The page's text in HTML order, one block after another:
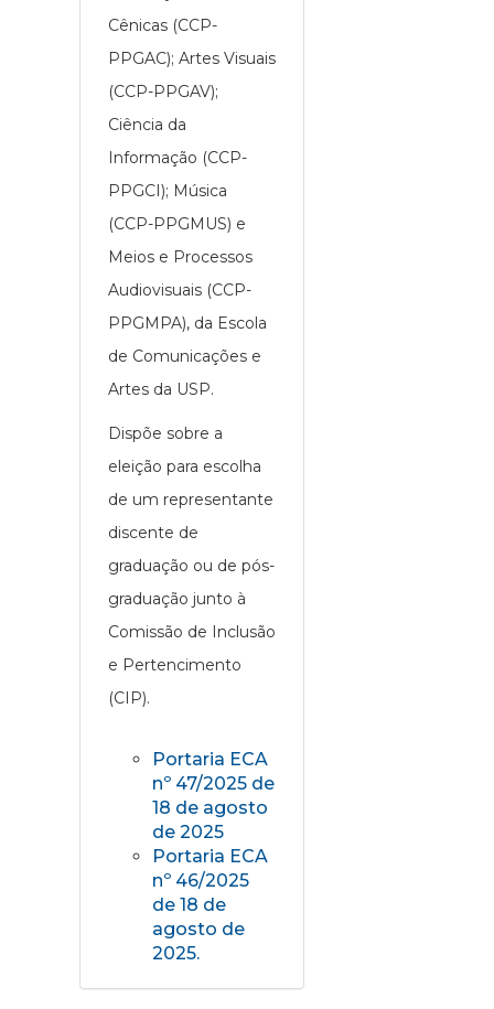
Cênicas (CCP-
PPGAC); Artes Visuais
(CCP-PPGAV);
Ciência da
Informação (CCP-
PPGCI); Música
(CCP-PPGMUS) e
Meios e Processos
Audiovisuais (CCP-
PPGMPA), da Escola
de Comunicações e
Artes da USP.
Dispõe sobre a
eleição para escolha
de um representante
discente de
graduação ou de pós-
graduação junto à
Comissão de Inclusão
e Pertencimento
(CIP).
Portaria ECA
nº 47/2025 de
18 de agosto
de 2025
Portaria ECA
nº 46/2025
de 18 de
agosto de
2025.